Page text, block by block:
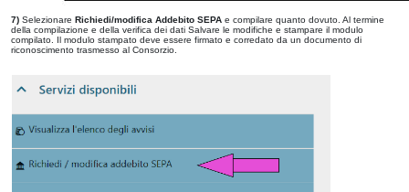
7) Selezionare Richiedi/modifica Addebito SEPA e compilare quanto dovuto. Al termine
della compilazione e della verifica dei dati Salvare le modifiche e stampare il modulo
compilato. Il modulo stampato deve essere firmato e corredato da un documento di
riconoscimento trasmesso al Consorzio.